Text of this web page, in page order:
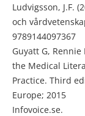
Ludvigsson, J.F.
och
9789144097367
Guyatt G, Rennie
the Medical
Practice. Third
Europe; 2015
Infovoice.se.